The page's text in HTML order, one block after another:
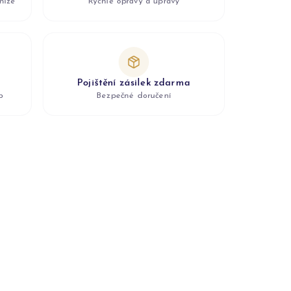
Pojištění zásilek zdarma
Bezpečné doručení